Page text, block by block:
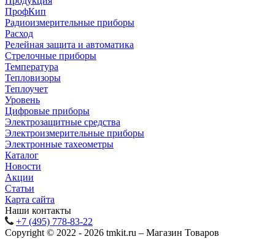
ПрофКип
Радиоизмерительные приборы
Расход
Релейная защита и автоматика
Стрелочные приборы
Температура
Тепловизоры
Теплоучет
Уровень
Цифровые приборы
Электрозащитные средства
Электроизмерительные приборы
Электронные тахеометры
Каталог
Новости
Акции
Статьи
Карта сайта
Наши контакты
+7 (495) 778-83-22
Copyright © 2022 - 2026 tmkit.ru – Магазин Товаров